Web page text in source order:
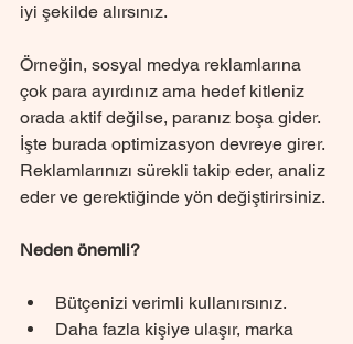
iyi şekilde alırsınız.
Örneğin, sosyal medya reklamlarına
çok para ayırdınız ama hedef kitleniz
orada aktif değilse, paranız boşa gider.
İşte burada optimizasyon devreye girer.
Reklamlarınızı sürekli takip eder, analiz
eder ve gerektiğinde yön değiştirirsiniz.
Neden önemli?
Bütçenizi verimli kullanırsınız.
Daha fazla kişiye ulaşır, marka